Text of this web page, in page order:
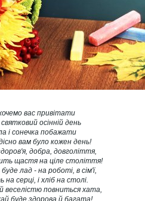
вас привітати
осінній день
і сонечка побажати
вам було кожен день!
добра, довголіття,
щастя на ціле століття!
буде лад - на роботі, в сім'ї,
на серці, і хліб на столі.
веселістю повниться хата,
буде здорова й багата!